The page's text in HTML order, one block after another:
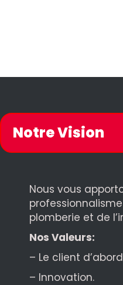
Notre Vision
Nous vous
plomberie et de
Nos Valeurs:
– Le client
– Innovation.